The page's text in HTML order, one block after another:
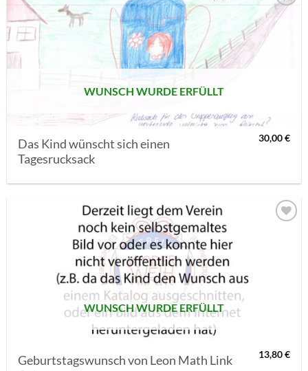
AUF MEINE
MERKLISTE
SETZEN
WUNSCH WURDE ERFÜLLT
Das Kind wünscht sich einen
Tagesrucksack
30,00€
WUNSCH WURDE ERFÜLLT
Geburtstagswunsch von Leon Math Link
13,80€